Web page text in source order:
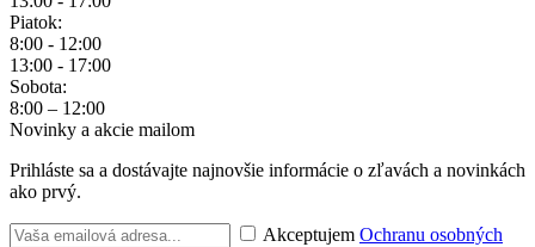
Piatok:
8:00 - 12:00
13:00 - 17:00
Sobota:
8:00 – 12:00
Novinky a akcie mailom
Prihláste sa a dostávajte najnovšie informácie o zľavách a novinkách
ako prvý.
Akceptujem Ochranu osobných